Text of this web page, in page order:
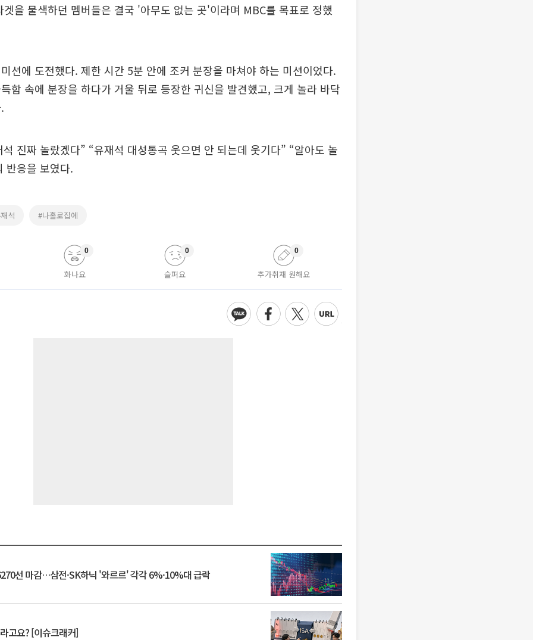
겟을 물색하던 멤버들은 결국 '아무도 없는 곳'이라며 MBC를 목표로 정했
션에 도전했다. 제한 시간 5분 안에 조커 분장을 마쳐야 하는 미션이었다.
함 속에 분장을 하다가 거울 뒤로 등장한 귀신을 발견했고, 크게 놀라 바닥
진짜 놀랐겠다” “유재석 대성통곡 웃으면 안 되는데 웃기다” “알아도 놀
반응을 보였다.
석 #나홀로집에
화나요
0
슬퍼요
0
추가취재 원해요
0
선 마감…삼전·SK하닉 '와르르' 각각 6%·10%대 급락
고요? [이슈크래커]